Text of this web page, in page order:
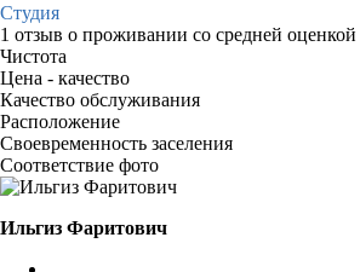
Студия
1 отзыв о проживании со средней оценкой
Чистота
Цена - качество
Качество обслуживания
Расположение
Своевременность заселения
Соответствие фото
Ильгиз Фаритович